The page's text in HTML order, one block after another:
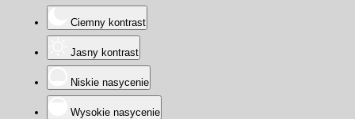
Ciemny kontrast
Jasny kontrast
Niskie nasycenie
Wysokie nasycenie